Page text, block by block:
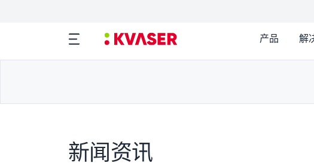
产品 解
新闻资讯